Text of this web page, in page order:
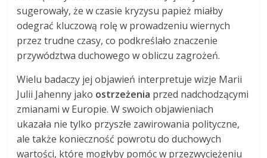
sugerowały, że w czasie kryzysu papież miałby
odegrać kluczową rolę w prowadzeniu wiernych
przez trudne czasy, co podkreślało znaczenie
przywództwa duchowego w obliczu zagrożeń.
Wielu badaczy jej objawień interpretuje wizje Marii
Julii Jahenny jako ostrzeżenia przed nadchodzącymi
zmianami w Europie. W swoich objawieniach
ukazała nie tylko przyszłe zawirowania polityczne,
ale także konieczność powrotu do duchowych
wartości, które mogłyby pomóc w przezwyciężeniu